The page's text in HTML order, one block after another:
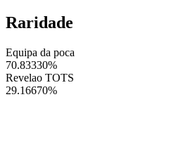
Raridade
Equipa da poca
70.83330%
Revelao TOTS
29.16670%